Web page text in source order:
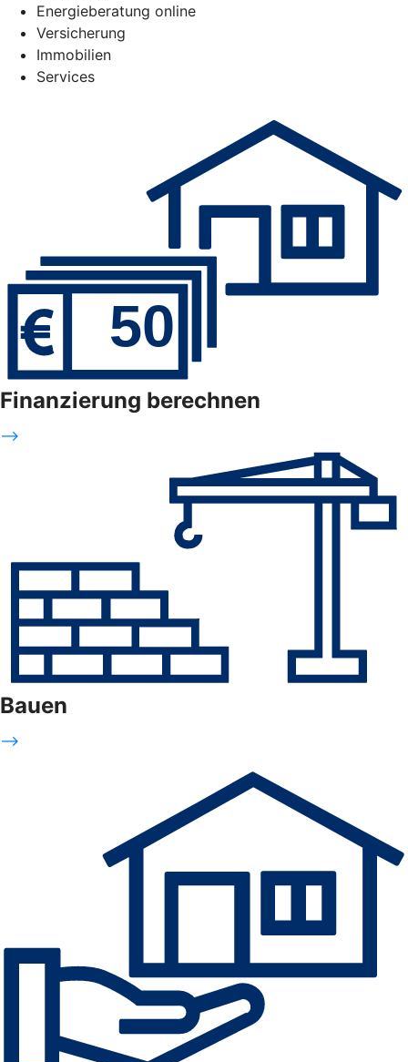
Energieberatung online
Versicherung
Immobilien
Services
Finanzierung berechnen
-->
Bauen
-->